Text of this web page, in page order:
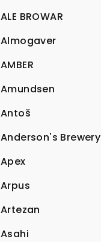
ALE BROWAR
Almogaver
AMBER
Amundsen
Antoš
Anderson's Brewery
Apex
Arpus
Artezan
Asahi